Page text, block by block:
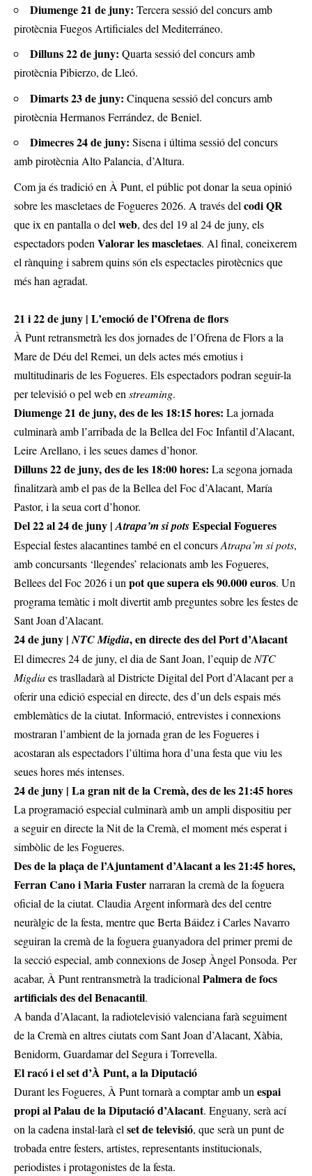
Diumenge 21 de juny: Tercera sessió del concurs amb
pirotècnia Fuegos Artificiales del Mediterráneo.
Dilluns 22 de juny: Quarta sessió del concurs amb
pirotècnia Pibierzo, de Lleó.
Dimarts 23 de juny: Cinquena sessió del concurs amb
pirotècnia Hermanos Ferrández, de Beniel.
Dimecres 24 de juny: Sisena i última sessió del concurs
amb pirotècnia Alto Palancia, d’Altura.
Com ja és tradició en À Punt, el públic pot donar la seua opinió
sobre les mascletaes de Fogueres 2026. A través del codi QR
que ix en pantalla o del web, des del 19 al 24 de juny, els
espectadors poden Valorar les mascletaes. Al final, coneixerem
el rànquing i sabrem quins són els espectacles pirotècnics que
més han agradat.
21 i 22 de juny | L’emoció de l’Ofrena de flors
À Punt retransmetrà les dos jornades de l’Ofrena de Flors a la
Mare de Déu del Remei, un dels actes més emotius i
multitudinaris de les Fogueres. Els espectadors podran seguir-la
per televisió o pel web en streaming.
Diumenge 21 de juny, des de les 18:15 hores: La jornada
culminarà amb l’arribada de la Bellea del Foc Infantil d’Alacant,
Leire Arellano, i les seues dames d’honor.
Dilluns 22 de juny, des de les 18:00 hores: La segona jornada
finalitzarà amb el pas de la Bellea del Foc d’Alacant, María
Pastor, i la seua cort d’honor.
Del 22 al 24 de juny |Atrapa’m si potsEspecial Fogueres
Especial festes alacantines també en el concursAtrapa’m si pots,
amb concursants ‘llegendes’ relacionats amb les Fogueres,
Bellees del Foc 2026 i un pot que supera els 90.000 euros. Un
programa temàtic i molt divertit amb preguntes sobre les festes de
Sant Joan d’Alacant.
24 de juny |NTC Migdia, en directe des del Port d’Alacant
El dimecres 24 de juny, el dia de Sant Joan, l’equip de NTC
Migdiaes traslladarà al Districte Digital del Port d’Alacant per a
oferir una edició especial en directe, des d’un dels espais més
emblemàtics de la ciutat. Informació, entrevistes i connexions
mostraran l’ambient de la jornada gran de les Fogueres i
acostaran als espectadors l’última hora d’una festa que viu les
seues hores més intenses.
24 de juny | La gran nit de la Cremà, des de les 21:45 hores
La programació especial culminarà amb un ampli dispositiu per
a seguir en directe la Nit de la Cremà, el moment més esperat i
simbòlic de les Fogueres.
Des de la plaça de l’Ajuntament d’Alacant a les 21:45 hores,
Ferran Cano i Maria Fusternarraran la cremà de la foguera
oficial de la ciutat. Claudia Argent informarà des del centre
neuràlgic de la festa, mentre que Berta Báidez i Carles Navarro
seguiran la cremà de la foguera guanyadora del primer premi de
la secció especial, amb connexions de Josep Àngel Ponsoda. Per
acabar, À Punt rentransmetrà la tradicional Palmera de focs
artificials des del Benacantil.
A banda d’Alacant, la radiotelevisió valenciana farà seguiment
de la Cremà en altres ciutats com Sant Joan d’Alacant, Xàbia,
Benidorm, Guardamar del Segura i Torrevella.
El racó i el set d’À Punt, a la Diputació
Durant les Fogueres, À Punt tornarà a comptar amb un espai
propi al Palau de la Diputació d’Alacant. Enguany, serà ací
on la cadena instal·larà el set de televisió, que serà un punt de
trobada entre festers, artistes, representants institucionals,
periodistes i protagonistes de la festa.